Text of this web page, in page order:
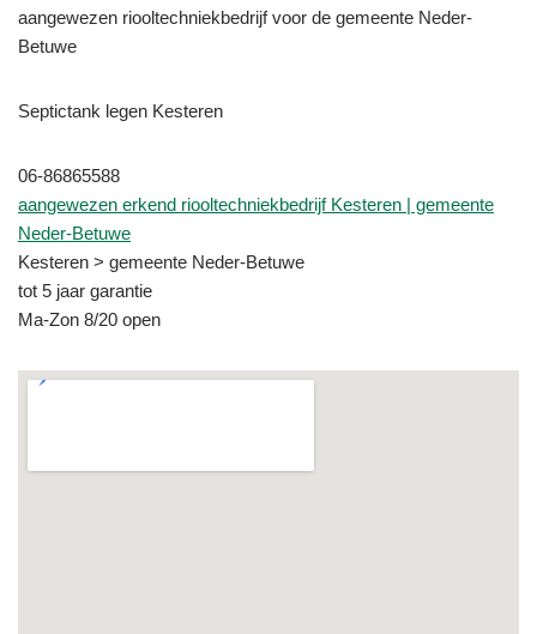
aangewezen riooltechniekbedrijf voor de gemeente Neder-
Betuwe
Septictank legen Kesteren
06-86865588
aangewezen erkend riooltechniekbedrijf Kesteren | gemeente
Neder-Betuwe
Kesteren > gemeente Neder-Betuwe
tot 5 jaar garantie
Ma-Zon 8/20 open